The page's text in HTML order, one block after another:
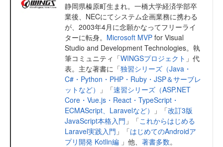
静岡県榛原町生まれ。一橋大学経済学部卒
業後、NECにてシステム企画業務に携わる
が、2003年4月に念願かなってフリーライ
ターに転身。 Microsoft MVP for Visual
Studio and Development Technologies。執
筆コミュニティ「WINGSプロジェクト 」代
表。主な著書に「独習シリーズ（Java・
C#・Python・PHP・Ruby・JSP＆サーブレ
ットなど）
」「速習シリーズ（ASP.NET
Core・Vue.js・React・TypeScript・
ECMAScript、Laravelなど）
」「改訂3版
JavaScript本格入門 」「これからはじめる
Laravel実践入門 」「はじめてのAndroidア
プリ開発 Kotlin編 」他、 著書多数。